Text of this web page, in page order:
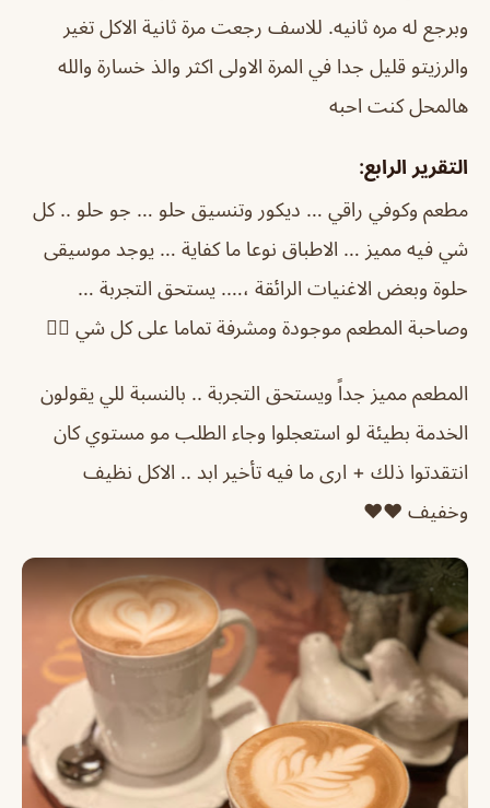
وبرجع له مره ثانيه. للاسف رجعت مرة ثانية الاكل تغير
والرزيتو قليل جدا في المرة الاولى اكثر والذ خسارة والله
هالمحل كنت احبه
التقرير الرابع:
مطعم وكوفي راقي … ديكور وتنسيق حلو … جو حلو .. كل
شي فيه مميز … الاطباق نوعا ما كفاية … يوجد موسيقى
حلوة وبعض الاغنيات الرائقة ،…. يستحق التجربة …
وصاحبة المطعم موجودة ومشرفة تماما على كل شي 👍🏻
المطعم مميز جداً ويستحق التجربة .. بالنسبة للي يقولون
الخدمة بطيئة لو استعجلوا وجاء الطلب مو مستوي كان
انتقدتوا ذلك + ارى ما فيه تأخير ابد .. الاكل نظيف
وخفيف ♥️♥️